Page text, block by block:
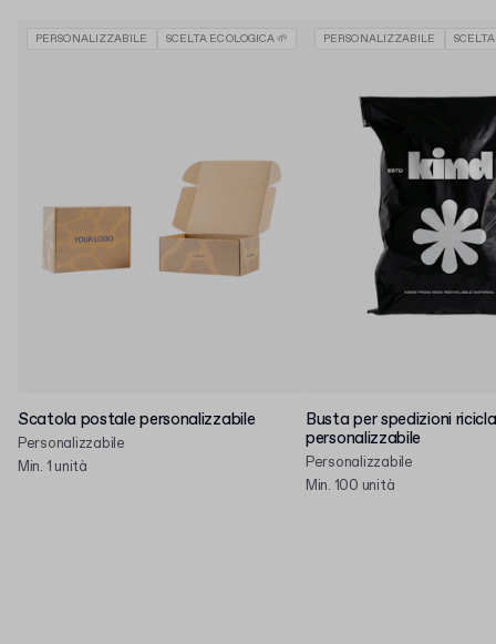
PERSONALIZZABILE SCELTA ECOLOGICA 🌱
Scatola postale personalizzabile
Personalizzabile
Min. 1 unità
PERSONALIZZABILE
Busta per spedizioni
personalizzabile
Personalizzabile
Min. 100 unità